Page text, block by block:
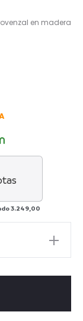
en madera
3.249,00